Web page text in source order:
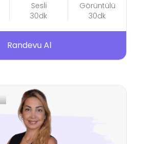
Sesli
30dk
Görüntülü
30dk
Randevu Al